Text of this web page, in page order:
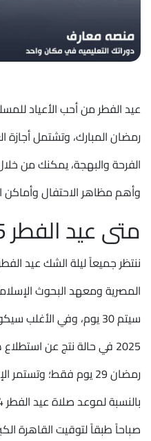
عيد الفطر من أحب الأعياد
رمضان المبارك، وتشتمل أجازة
الفرحة والبهجة، يمكنك من
وأهم مظاهر الاحتفال وأماكن
متى عيد الفطر 2025
صباحاً طبقاً لتوقيت القاهرة